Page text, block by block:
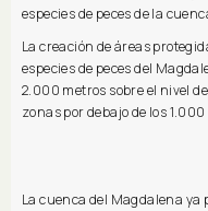
especies de peces de la
La creación de áreas
especies de peces del
2.000 metros sobre el nivel
zonas por debajo de los
La cuenca del Magdalena ya